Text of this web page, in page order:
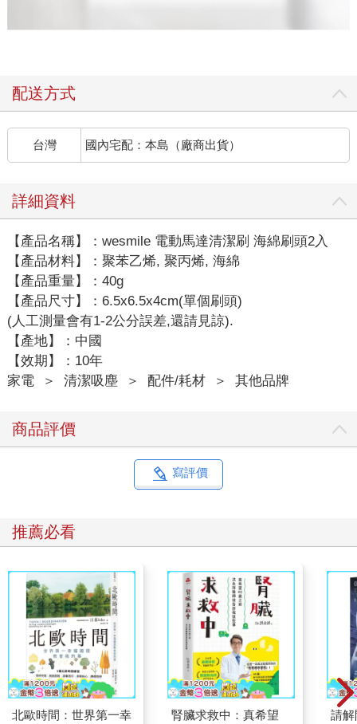
配送方式
台灣 國內宅配：本島（廠商出貨）
詳細資料
【產品名稱】：wesmile 電動馬達清潔刷 海綿刷頭2入
【產品材料】：聚苯乙烯, 聚丙烯, 海綿
【產品重量】：40g
【產品尺寸】：6.5x6.5x4cm(單個刷頭)
(人工測量會有1-2公分誤差,還請見諒).
【產地】：中國
【效期】：10年
家電
＞ 清潔吸塵 ＞ 配件/耗材 ＞ 其他品牌
商品評價
寫評價
推薦必看
北歐時間：世界第一幸
腎臟求救中：真希望
請解